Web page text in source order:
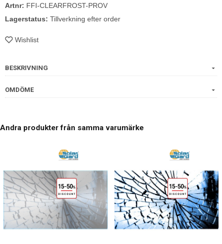
Artnr: FFI-CLEARFROST-PROV
Lagerstatus: Tillverkning efter order
Wishlist
BESKRIVNING
OMDÖME
Andra produkter från samma varumärke